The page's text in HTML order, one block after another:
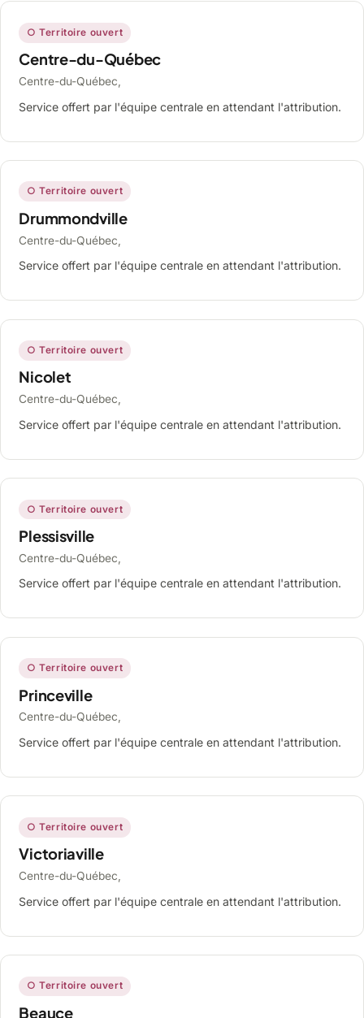
○ Territoire ouvert
Centre-du-Québec
Centre-du-Québec,
Service offert par l'équipe centrale en attendant l'attribution.
○ Territoire ouvert
Drummondville
Centre-du-Québec,
Service offert par l'équipe centrale en attendant l'attribution.
○ Territoire ouvert
Nicolet
Centre-du-Québec,
Service offert par l'équipe centrale en attendant l'attribution.
○ Territoire ouvert
Plessisville
Centre-du-Québec,
Service offert par l'équipe centrale en attendant l'attribution.
○ Territoire ouvert
Princeville
Centre-du-Québec,
Service offert par l'équipe centrale en attendant l'attribution.
○ Territoire ouvert
Victoriaville
Centre-du-Québec,
Service offert par l'équipe centrale en attendant l'attribution.
○ Territoire ouvert
Beauce